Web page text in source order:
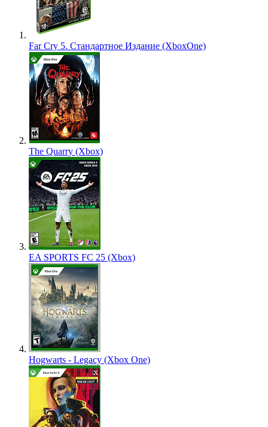
Far Cry 5. Стандартное Издание (XboxOne)
The Quarry (Xbox)
EA SPORTS FC 25 (Xbox)
Hogwarts - Legacy (Xbox One)